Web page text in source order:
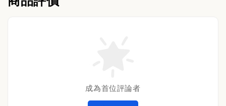
成為首位評論者